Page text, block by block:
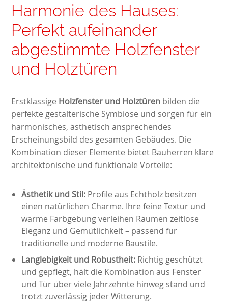
Harmonie des Hauses:
Perfekt aufeinander
abgestimmte Holzfenster
und Holztüren
Erstklassige Holzfenster und Holztüren bilden die
perfekte gestalterische Symbiose und sorgen für ein
harmonisches, ästhetisch ansprechendes
Erscheinungsbild des gesamten Gebäudes. Die
Kombination dieser Elemente bietet Bauherren klare
architektonische und funktionale Vorteile:
Ästhetik und Stil:Profile aus Echtholz besitzen
einen natürlichen Charme. Ihre feine Textur und
warme Farbgebung verleihen Räumen zeitlose
Eleganz und Gemütlichkeit – passend für
traditionelle und moderne Baustile.
Langlebigkeit und Robustheit:Richtig geschützt
und gepflegt, hält die Kombination aus Fenster
und Tür über viele Jahrzehnte hinweg stand und
trotzt zuverlässig jeder Witterung.